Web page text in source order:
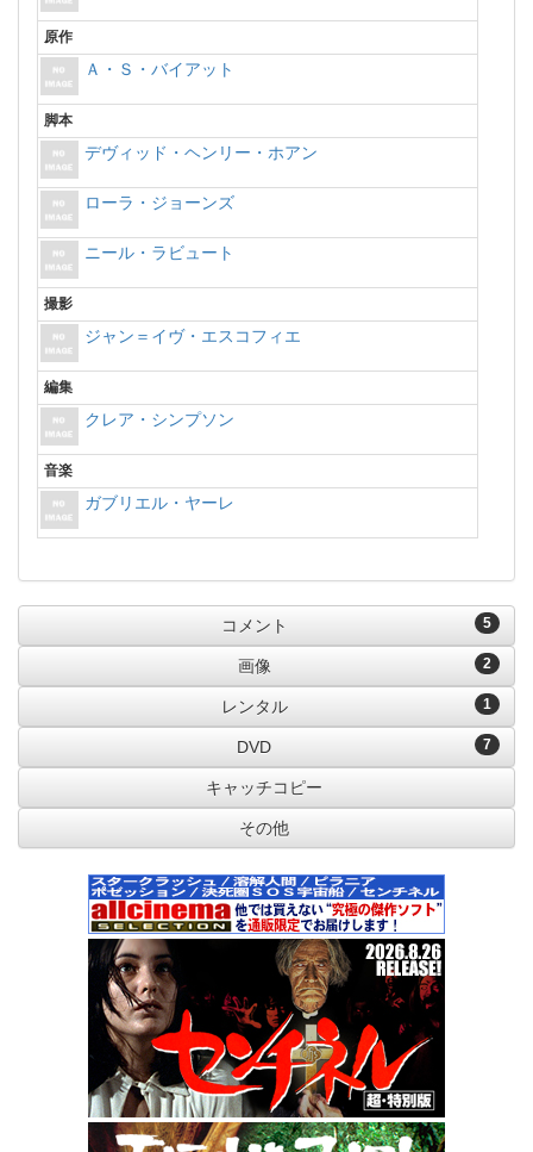
原作
Ａ・Ｓ・バイアット
脚本
デヴィッド・ヘンリー・ホアン
ローラ・ジョーンズ
ニール・ラビュート
撮影
ジャン＝イヴ・エスコフィエ
編集
クレア・シンプソン
音楽
ガブリエル・ヤーレ
5
コメント
2
画像
1
レンタル
7
DVD
キャッチコピー
その他